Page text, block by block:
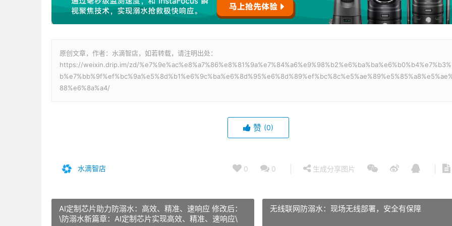
原创文章，作者：水滴智店，如若转载，请注明出处：
https://weixin.drip.im/zd/
88%e6%8a%a4/
赞 (0)
水滴智店 0 0 生成分享图片
AI定制芯片助力防溺水：高效、精准、速响应 修改后：
\防溺水新篇章：AI定制芯片实现高效、精准、速响应\
无线联网防溺水：现场无线部署，安全有保障